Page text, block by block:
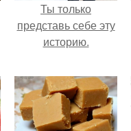
Ты только
представь себе эту
историю.